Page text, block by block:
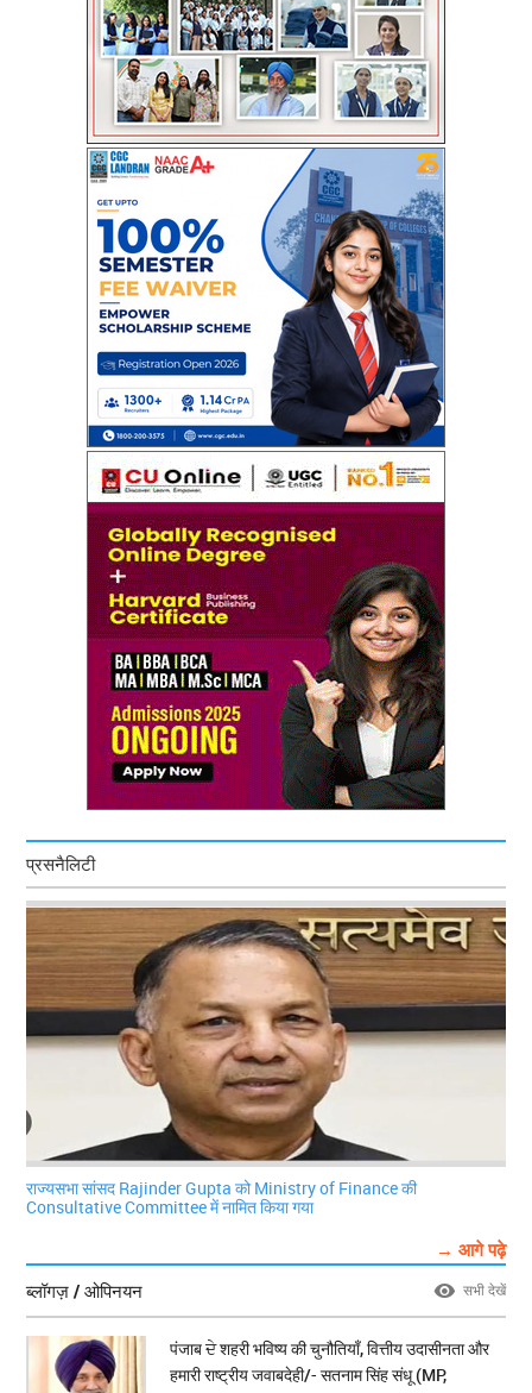
प्रसनैलिटी
राज्यसभा सांसद Rajinder Gupta को Ministry of Finance की
Consultative Committee में नामित किया गया
→ आगे पढ़े
ब्लॉगज़ / ओपिनयन
सभी देखें
पंजाब ਦੇ शहरी भविष्य की चुनौतियाँ, वित्तीय उदासीनता और
हमारी राष्ट्रीय जवाबदेही/- सतनाम सिंह संधू (MP,